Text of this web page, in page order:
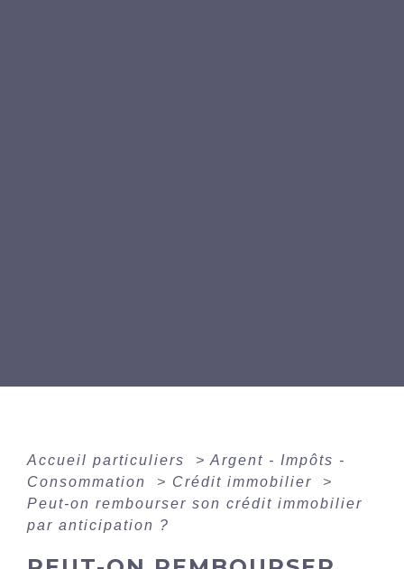
Accueil particuliers > Argent - Impôts -
Consommation
> Crédit immobilier
>
Peut-on rembourser son crédit immobilier
par anticipation ?